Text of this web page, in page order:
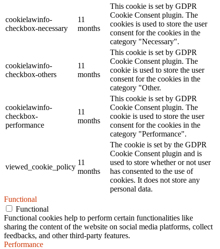
cookielawinfo-
checkbox-necessary
11
months
This cookie is set by GDPR
Cookie Consent plugin. The
cookies is used to store the user
consent for the cookies in the
category "Necessary".
cookielawinfo-
checkbox-others
11
months
This cookie is set by GDPR
Cookie Consent plugin. The
cookie is used to store the user
consent for the cookies in the
category "Other.
cookielawinfo-
checkbox-
performance
11
months
This cookie is set by GDPR
Cookie Consent plugin. The
cookie is used to store the user
consent for the cookies in the
category "Performance".
viewed_cookie_policy
11
months
The cookie is set by the GDPR
Cookie Consent plugin and is
used to store whether or not user
has consented to the use of
cookies. It does not store any
personal data.
Functional
Functional
Functional cookies help to perform certain functionalities like
sharing the content of the website on social media platforms, collect
feedbacks, and other third-party features.
Performance